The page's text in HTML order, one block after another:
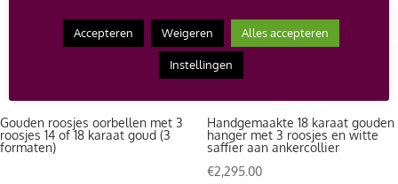
Gouden roosjes oorbellen met 3
roosjes 14 of 18 karaat goud (3
formaten)
Handgemaakte 18 karaat gouden
hanger met 3 roosjes en witte
saffier aan ankercollier
€2,295.00
Accepteren Weigeren Alles accepteren
Instellingen